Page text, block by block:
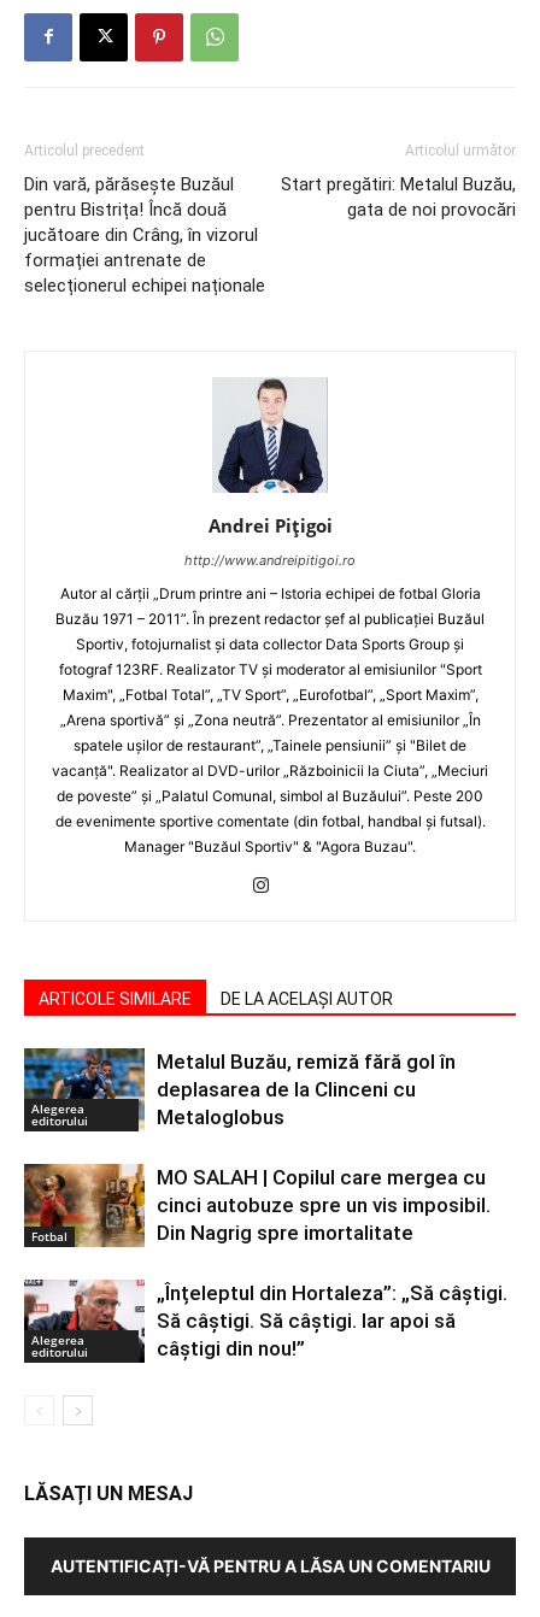
Articolul precedent
Din vară, părăsește Buzăul
pentru Bistrița! Încă două
jucătoare din Crâng, în vizorul
formației antrenate de
selecționerul echipei naționale
Articolul următor
Start pregătiri: Metalul Buzău,
gata de noi provocări
Andrei Pițigoi
http://www.andreipitigoi.ro
Autor al cărţii „Drum printre ani – Istoria echipei de fotbal Gloria
Buzău 1971 – 2011”. În prezent redactor şef al publicaţiei Buzăul
Sportiv, fotojurnalist şi data collector Data Sports Group şi
fotograf 123RF. Realizator TV şi moderator al emisiunilor "Sport
Maxim", „Fotbal Total”, „TV Sport”, „Eurofotbal”, „Sport Maxim”,
„Arena sportivă” şi „Zona neutră”. Prezentator al emisiunilor „În
spatele uşilor de restaurant”, „Tainele pensiunii” şi "Bilet de
vacanţă". Realizator al DVD-urilor „Războinicii la Ciuta”, „Meciuri
de poveste” şi „Palatul Comunal, simbol al Buzăului”. Peste 200
de evenimente sportive comentate (din fotbal, handbal şi futsal).
Manager "Buzăul Sportiv" & "Agora Buzau".
ARTICOLE SIMILARE DE LA ACELAȘI AUTOR
Alegerea
editorului
Metalul Buzău, remiză fără gol în
deplasarea de la Clinceni cu
Metaloglobus
Fotbal
MO SALAH | Copilul care mergea cu
cinci autobuze spre un vis imposibil.
Din Nagrig spre imortalitate
Alegerea
editorului
„Înțeleptul din Hortaleza”: „Să câștigi.
Să câștigi. Să câștigi. Iar apoi să
câștigi din nou!”
LĂSAȚI UN MESAJ
AUTENTIFICAȚI-VĂ PENTRU A LĂSA UN COMENTARIU